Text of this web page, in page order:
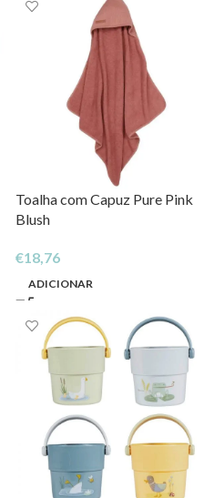
Toalha com Capuz Pure Pink
Blush
€18,76
ADICIONAR